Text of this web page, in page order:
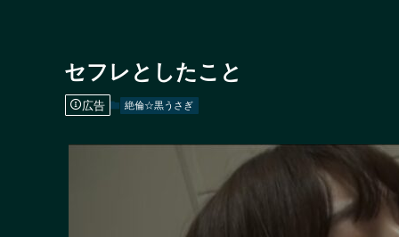
セフレとしたこと
広告 絶倫☆黒うさぎ